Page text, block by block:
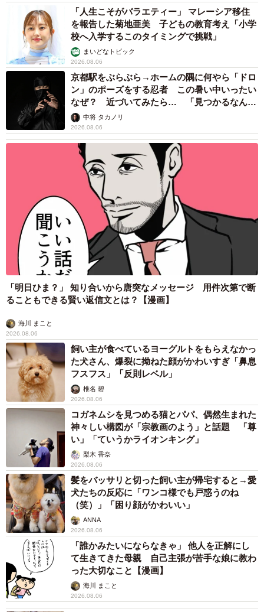
「人生こそがバラエティー」 マレーシア移住
を報告した菊地亜美 子どもの教育考え「小学
校へ入学するこのタイミングで挑戦」
まいどなトピック
2026.08.06
京都駅をぶらぶら→ホームの隅に何やら「ドロ
ン」のポーズをする忍者 この暑い中いったい
なぜ？ 近づいてみたら… 「見つかるなんて
未熟」中将 タカノリ
2026.08.06
「明日ひま？」 知り合いから唐突なメッセージ 用件次第で断
ることもできる賢い返信文とは？【漫画】
海川 まこと
2026.08.06
飼い主が食べているヨーグルトをもらえなかっ
た犬さん、爆裂に拗ねた顔がかわいすぎ「鼻息
フスフス」「反則レベル」
椎名 碧
2026.08.06
コガネムシを見つめる猫とパパ、偶然生まれた
神々しい構図が「宗教画のよう」と話題 「尊
い」「ていうかライオンキング」
梨木 香奈
2026.08.06
髪をバッサリと切った飼い主が帰宅すると→愛
犬たちの反応に「ワンコ様でも戸惑うのね
（笑）」「困り顔がかわいい」
ANNA
2026.08.06
「誰かみたいにならなきゃ」 他人を正解にし
て生きてきた母親 自己主張が苦手な娘に教わ
った大切なこと【漫画】
海川 まこと
2026.08.06